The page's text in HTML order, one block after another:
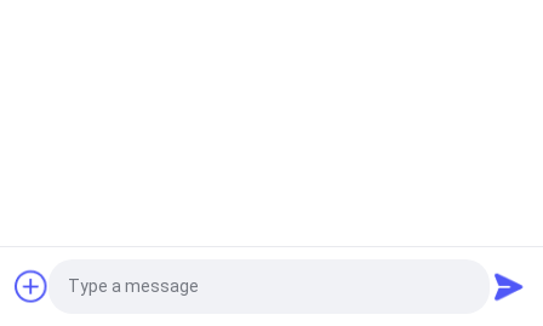
LIYANG APEX BIOMASS EQUIPMENT CO.,LTD. All